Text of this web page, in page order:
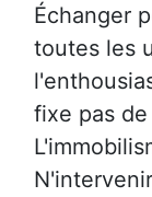
Échanger
toutes les
fixe pas